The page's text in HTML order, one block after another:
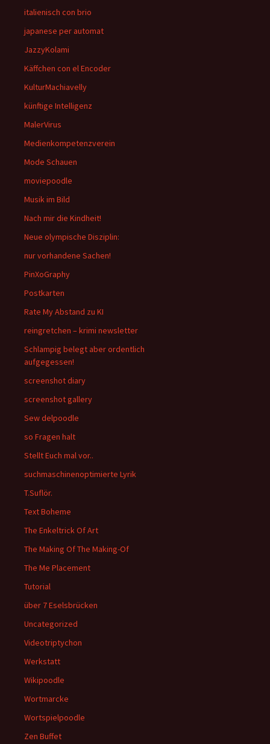
italienisch con brio
japanese per automat
JazzyKolami
Käffchen con el Encoder
KulturMachiavelly
künftige Intelligenz
MalerVirus
Medienkompetenzverein
Mode Schauen
moviepoodle
Musik im Bild
Nach mir die Kindheit!
Neue olympische Disziplin:
nur vorhandene Sachen!
PinXoGraphy
Postkarten
Rate My Abstand zu KI
reingretchen – krimi newsletter
Schlampig belegt aber ordentlich
aufgegessen!
screenshot diary
screenshot gallery
Sew delpoodle
so Fragen halt
Stellt Euch mal vor..
suchmaschinenoptimierte Lyrik
T.Suflör.
Text Boheme
The Enkeltrick Of Art
The Making Of The Making-Of
The Me Placement
Tutorial
über 7 Eselsbrücken
Uncategorized
Videotriptychon
Werkstatt
Wikipoodle
Wortmarcke
Wortspielpoodle
Zen Buffet